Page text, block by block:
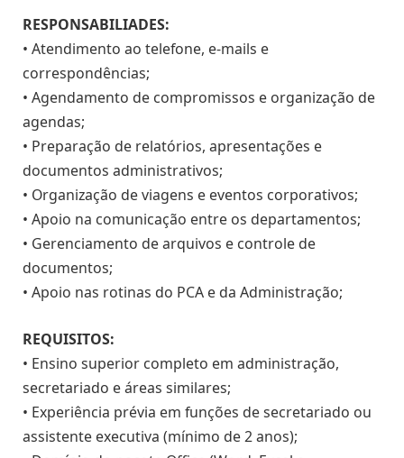
RESPONSABILIADES:
• Atendimento ao telefone, e-mails e
correspondências;
• Agendamento de compromissos e organização de
agendas;
• Preparação de relatórios, apresentações e
documentos administrativos;
• Organização de viagens e eventos corporativos;
• Apoio na comunicação entre os departamentos;
• Gerenciamento de arquivos e controle de
documentos;
• Apoio nas rotinas do PCA e da Administração;
REQUISITOS:
• Ensino superior completo em administração,
secretariado e áreas similares;
• Experiência prévia em funções de secretariado ou
assistente executiva (mínimo de 2 anos);